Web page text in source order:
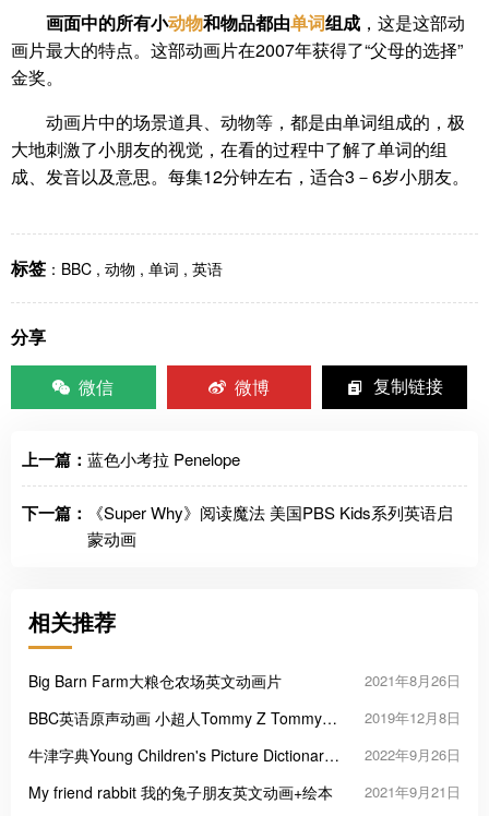
画面中的所有小动物和物品都由单词组成 ，这是这部动
画片最大的特点。这部动画片在2007年获得了“父母的选择”
金奖。
动画片中的场景道具、动物等，都是由单词组成的，极
大地刺激了小朋友的视觉，在看的过程中了解了单词的组
成、发音以及意思。每集12分钟左右，适合3－6岁小朋友。
标签 ： BBC , 动物 , 单词 , 英语
分享
微信
微博 复制链接
上一篇： 蓝色小考拉 Penelope
下一篇：
《Super Why》阅读魔法 美国PBS Kids系列英语启
蒙动画
相关推荐
Big Barn Farm大粮仓农场英文动画片 2021年8月26日
BBC英语原声动画 小超人Tommy Z Tommy
2019年12月8日
牛津字典Young Children's Picture Dictionary
2022年9月26日
My friend rabbit 我的兔子朋友英文动画+绘本 2021年9月21日